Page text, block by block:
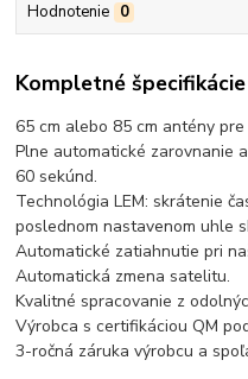
Hodnotenie 0
Kompletné špecifikácie
65 cm alebo 85 cm antény pre
Plne automatické zarovnanie
60 sekúnd.
Technológia LEM: skrátenie
poslednom nastavenom uhle
Automatické zatiahnutie pri
Automatická zmena satelitu.
Kvalitné spracovanie z
Výrobca s certifikáciou QM
3-ročná záruka výrobcu a